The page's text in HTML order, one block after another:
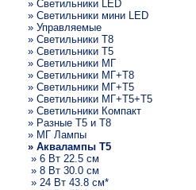
» Светильники LED
» Светильники мини LED
» Управляемые
» Светильники T8
» Светильники T5
» Светильники МГ
» Светильники МГ+T8
» Светильники МГ+T5
» Светильники МГ+T5+T5
» Светильники Компакт
» Разные T5 и T8
» МГ Лампы
» Аквалампы T5
» 6 Вт 22.5 см
» 8 Вт 30.0 см
» 24 Вт 43.8 см*